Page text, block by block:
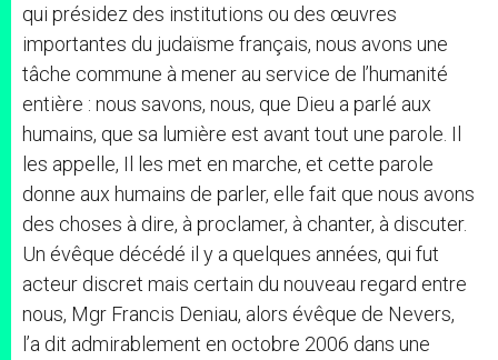
qui présidez des institutions ou des œuvres
importantes du judaïsme français, nous avons une
tâche commune à mener au service de l’humanité
entière : nous savons, nous, que Dieu a parlé aux
humains, que sa lumière est avant tout une parole. Il
les appelle, Il les met en marche, et cette parole
donne aux humains de parler, elle fait que nous avons
des choses à dire, à proclamer, à chanter, à discuter.
Un évêque décédé il y a quelques années, qui fut
acteur discret mais certain du nouveau regard entre
nous, Mgr Francis Deniau, alors évêque de Nevers,
l’a dit admirablement en octobre 2006 dans une